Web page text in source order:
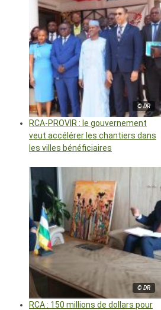
© DR
RCA-PROVIR : le gouvernement
veut accélérer les chantiers dans
les villes bénéficiaires
© DR
RCA : 150 millions de dollars pour